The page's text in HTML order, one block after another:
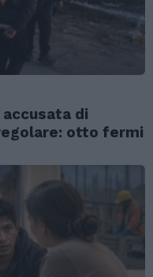
di
otto fermi